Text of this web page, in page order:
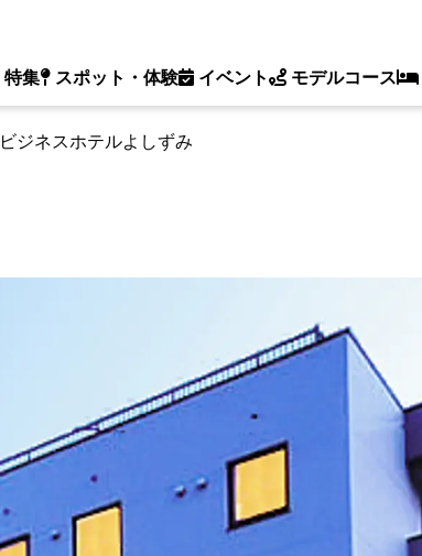
特集 スポット・体験 イベント モデルコース
ビジネスホテルよしずみ